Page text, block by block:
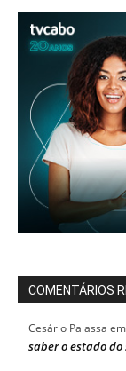
COMENTÁRIOS
Cesário Palassa em
saber o estado do